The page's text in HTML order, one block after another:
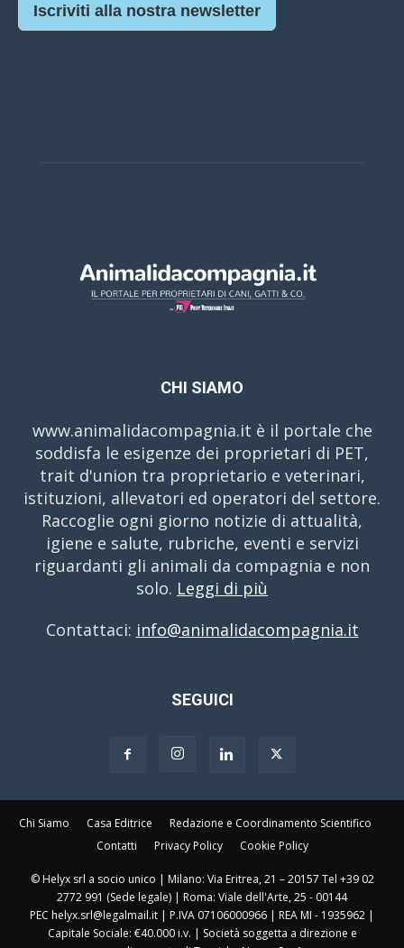
Iscriviti alla nostra newsletter
CHI SIAMO
www.animalidacompagnia.it è il portale che
soddisfa le esigenze dei proprietari di PET,
trait d'union tra proprietario e veterinari,
istituzioni, allevatori ed operatori del settore.
Raccoglie ogni giorno notizie di attualità,
igiene e salute, rubriche, eventi e servizi
riguardanti gli animali da compagnia e non
solo. Leggi di più
Contattaci: info@animalidacompagnia.it
SEGUICI
Chi Siamo Casa Editrice
Redazione e Coordinamento Scientifico
Contatti
Privacy Policy Cookie Policy
© Helyx srl a socio unico | Milano: Via Eritrea, 21 – 20157 Tel +39 02
2772 991 (Sede legale) | Roma: Viale dell'Arte, 25 - 00144
PEC helyx.srl@legalmail.it | P.IVA 07106000966 | REA MI - 1935962 |
Capitale Sociale: €40.000 i.v. | Società soggetta a direzione e